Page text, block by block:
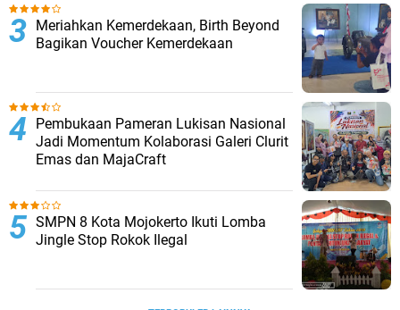
Meriahkan Kemerdekaan, Birth Beyond
Bagikan Voucher Kemerdekaan
Pembukaan Pameran Lukisan Nasional
Jadi Momentum Kolaborasi Galeri Clurit
Emas dan MajaCraft
SMPN 8 Kota Mojokerto Ikuti Lomba
Jingle Stop Rokok Ilegal